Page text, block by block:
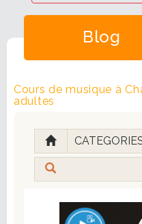
Blog
Cours de musique à
adultes